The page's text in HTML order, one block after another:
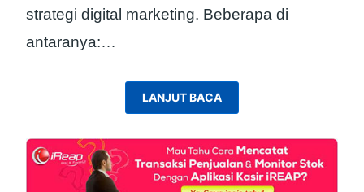
strategi digital marketing. Beberapa di
antaranya:…
LANJUT BACA